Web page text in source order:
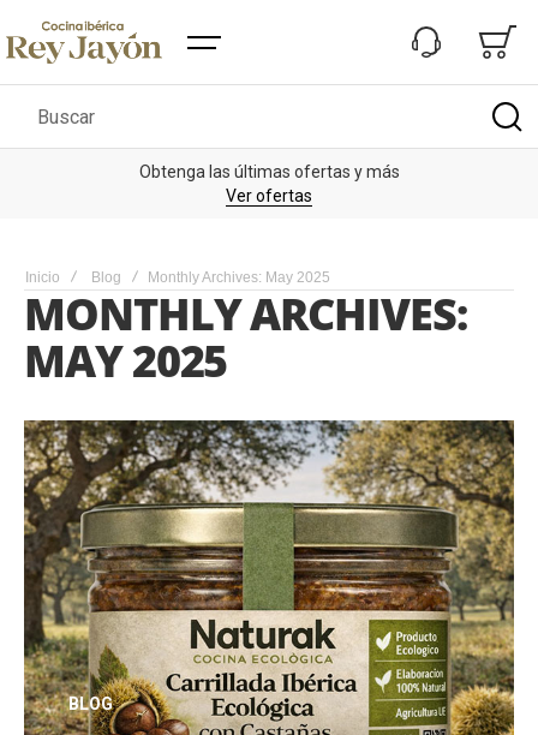
Buscar
Obtenga las últimas ofertas y más
Ver ofertas
Inicio Blog Monthly Archives: May 2025
MONTHLY ARCHIVES:
MAY 2025
BLOG